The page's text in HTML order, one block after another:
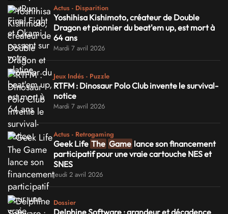
Actus - Disparition
Yoshihisa Kishimoto, créateur de Double
Dragon et pionnier du beat'em up, est mort à
64 ans
Mardi 7 avril 2026
Jeux Indés - Puzzle
RTFM : Dinosaur Polo Club invente le survival-
notice
Mardi 7 avril 2026
Actus - Retrogaming
Geek Life The Game lance son financement
participatif pour une vraie cartouche NES et
SNES
Jeudi 2 avril 2026
Dossier
Delphine Software : grandeur et décadence